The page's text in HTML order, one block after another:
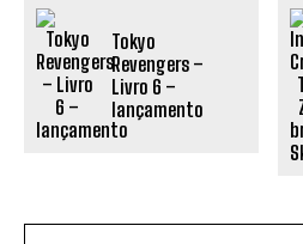
Tokyo
Revengers –
Livro 6 –
lançamento